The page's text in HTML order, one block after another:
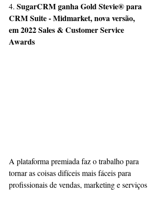
4. SugarCRM ganha Gold Stevie® para
CRM Suite - Midmarket, nova versão,
em 2022 Sales & Customer Service
Awards
A plataforma premiada faz o trabalho para
tornar as coisas difíceis mais fáceis para
profissionais de vendas, marketing e serviços